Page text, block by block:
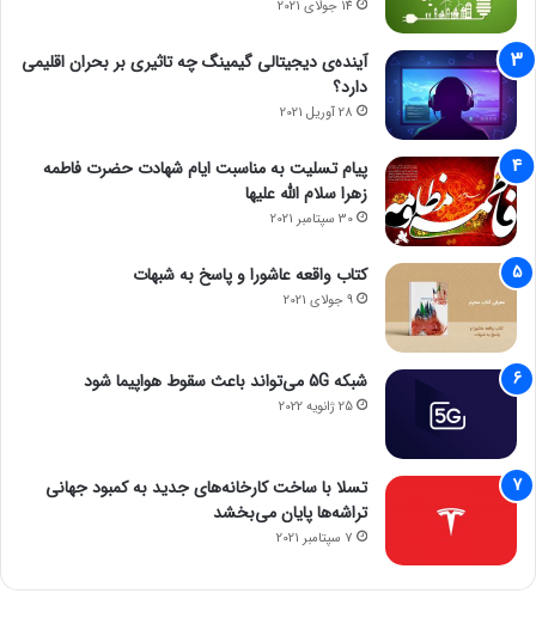
14 جولای 2021
آینده‌ی دیجیتالی گیمینگ چه تاثیری بر بحران اقلیمی
دارد؟
28 آوریل 2021
پیام تسلیت به مناسبت ایام شهادت حضرت فاطمه
زهرا سلام الله علیها
30 سپتامبر 2021
کتاب واقعه عاشورا و پاسخ به شبهات
9 جولای 2021
شبکه 5G می‌تواند باعث سقوط هواپیما شود
25 ژانویه 2022
تسلا با ساخت کارخانه‌های جدید به کمبود جهانی
تراشه‌ها پایان می‌بخشد
7 سپتامبر 2021